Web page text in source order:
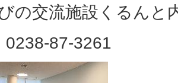
の交流施設くるんと
87-3261